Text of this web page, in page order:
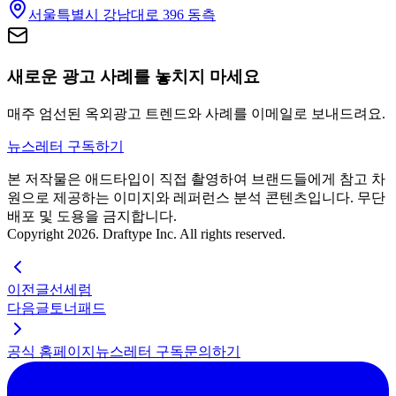
서울특별시 강남대로 396 동측
새로운 광고 사례를 놓치지 마세요
매주 엄선된 옥외광고 트렌드와 사례를 이메일로 보내드려요.
뉴스레터 구독하기
본 저작물은 애드타입이 직접 촬영하여 브랜드들에게 참고 차
원으로 제공하는 이미지와 레퍼런스 분석 콘텐츠입니다. 무단
배포 및 도용을 금지합니다.
Copyright 2026. Draftype Inc. All rights reserved.
이전글선세럼
다음글 토너패드
공식 홈페이지 뉴스레터 구독문의하기